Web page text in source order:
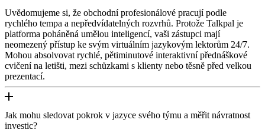
Uvědomujeme si, že obchodní profesionálové pracují podle
rychlého tempa a nepředvídatelných rozvrhů. Protože Talkpal je
platforma poháněná umělou inteligencí, vaši zástupci mají
neomezený přístup ke svým virtuálním jazykovým lektorům 24/7.
Mohou absolvovat rychlé, pětiminutové interaktivní přednáškové
cvičení na letišti, mezi schůzkami s klienty nebo těsně před velkou
prezentací.
Jak mohu sledovat pokrok v jazyce svého týmu a měřit návratnost
investic?